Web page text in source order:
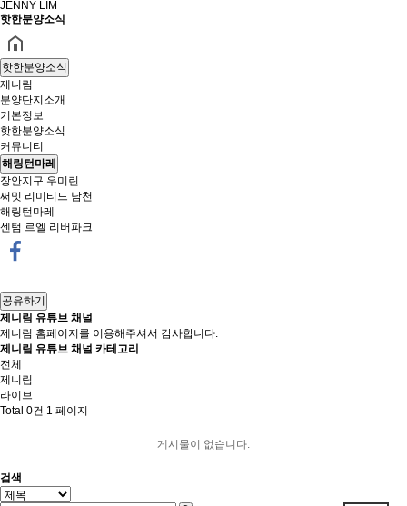
JENNY LIM
핫한분양소식
핫한분양소식
제니림
분양단지소개
기본정보
핫한분양소식
커뮤니티
해링턴마레
장안지구 우미린
써밋 리미티드 남천
해링턴마레
센텀 르엘 리버파크
공유하기
제니림 유튜브 채널
제니림 홈페이지를 이용해주셔서 감사합니다.
제니림 유튜브 채널 카테고리
전체
제니림
라이브
Total 0건 1 페이지
게시물이 없습니다.
검색